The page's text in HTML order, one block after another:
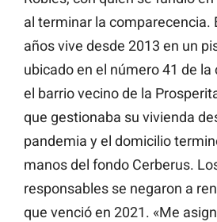
al terminar la comparecencia.
años vive desde 2013 en un
ubicado en el número 41 de la
el barrio vecino de la
que gestionaba su vivienda
pandemia y el domicilio
manos del fondo Cerberus.
responsables se negaron a
que venció en 2021. «Me